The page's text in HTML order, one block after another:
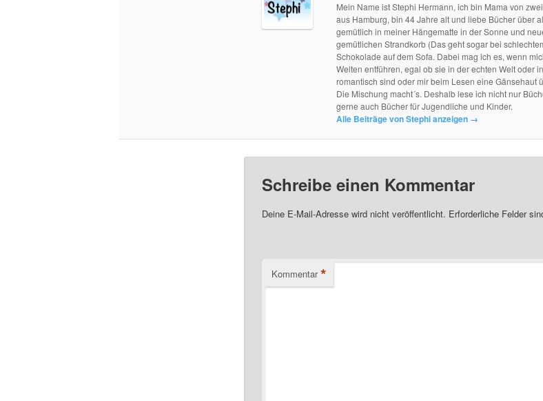
Mein Name ist Stephi Hermann, ich bin Mama von
aus Hamburg, bin 44 Jahre alt und liebe Bücher über
gemütlich in meiner Hängematte in der Sonne und
gemütlichen Strandkorb (Das geht sogar bei
Schokolade auf dem Sofa. Dabei mag ich es, wenn
Welten entführen, egal ob sie in der echten Welt oder
romantisch sind oder mir beim Lesen eine Gänsehaut
Die Mischung macht´s. Deshalb lese ich nicht nur
gerne auch Bücher für Jugendliche und Kinder.
Alle Beiträge von Stephi anzeigen →
Schreibe einen Kommentar
Deine E-Mail-Adresse wird nicht veröffentlicht. Erforderliche Felder
Kommentar *